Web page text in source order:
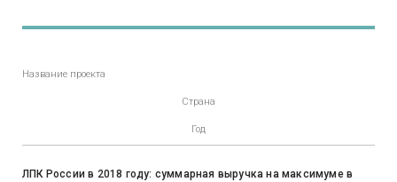
Название проекта
Страна
Год
ЛПК России в 2018 году: суммарная выручка на максимуме в